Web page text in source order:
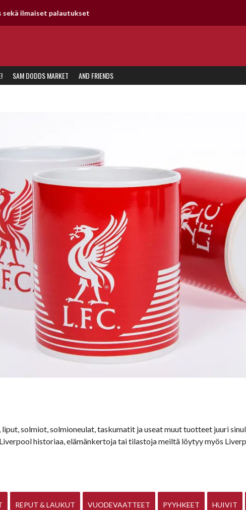
Nopeat toimitukset suoraan omalta varastolta
SAM DODDS MARKET AND FRIENDS
solmiot, solmioneulat, taskumatit ja useat muut tuotteet juuri
historiaa, elämänkertoja tai tilastoja meiltä löytyy myös
REPUT & LAUKUT VUODEVAATTEET PYYHKEET HUIVIT